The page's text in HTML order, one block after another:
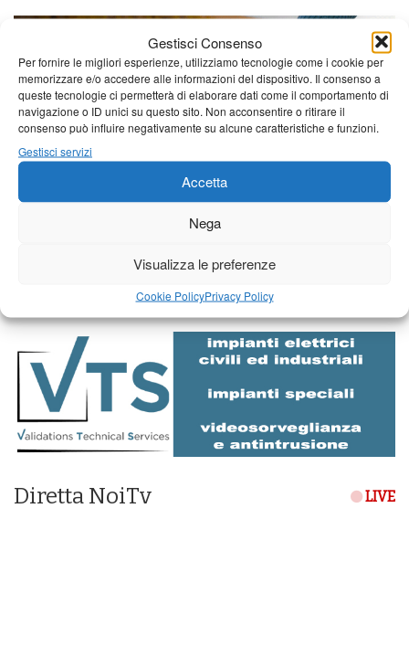
Gestisci Consenso
Per fornire le migliori esperienze, utilizziamo tecnologie come i cookie per
memorizzare e/o accedere alle informazioni del dispositivo. Il consenso a
queste tecnologie ci permetterà di elaborare dati come il comportamento di
navigazione o ID unici su questo sito. Non acconsentire o ritirare il
consenso può influire negativamente su alcune caratteristiche e funzioni.
Gestisci servizi
Accetta
Nega
Visualizza le preferenze
Cookie PolicyPrivacy Policy
Diretta NoiTv LIVE